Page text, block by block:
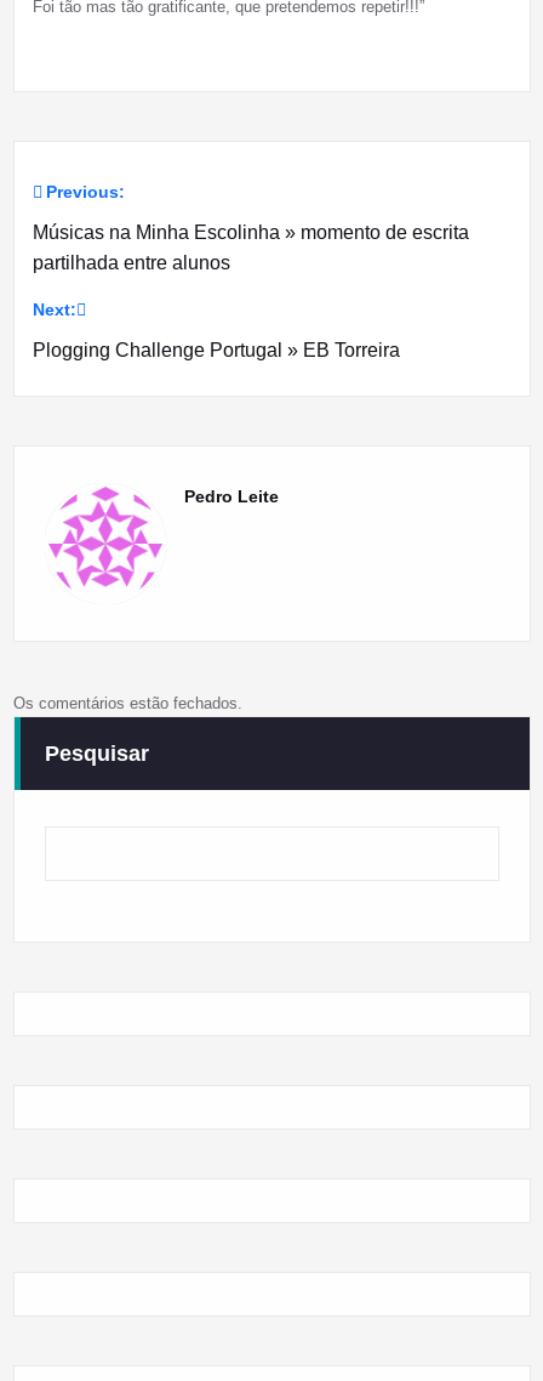
Foi tão mas tão gratificante, que pretendemos repetir!!!”
Navegação
de
artigos
Previous:
Músicas na Minha Escolinha » momento de escrita
partilhada entre alunos
Next:
Plogging Challenge Portugal » EB Torreira
Pedro Leite
Os comentários estão fechados.
Pesquisar